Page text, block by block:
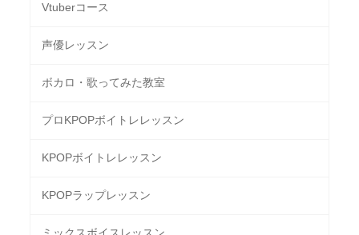
Vtuberコース
声優レッスン
ボカロ・歌ってみた教室
プロKPOPボイトレレッスン
KPOPボイトレレッスン
KPOPラップレッスン